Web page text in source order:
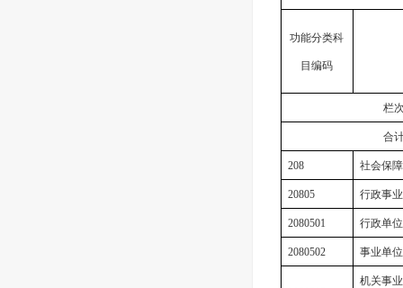
功能分类科
目编码
栏
合
208 社会保
20805 行政事
2080501 行政单
2080502 事业单
机关事